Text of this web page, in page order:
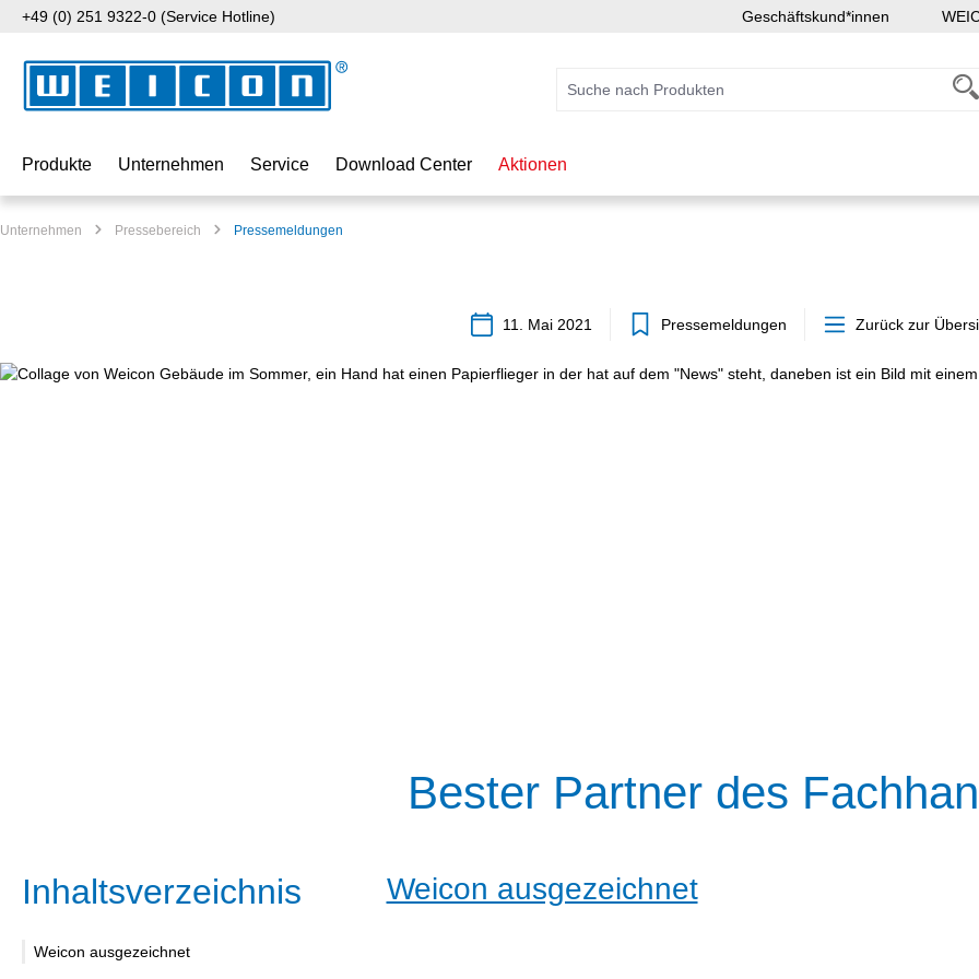
Hauptinhalt springen
Zur Suche springen
Zur Hauptnavigation springen
+49 (0) 251 9322-0 (Service Hotline) Geschäftskund*innen
Produkte Unternehmen Service Download Center Aktionen
Unternehmen Pressebereich Pressemeldungen
11. Mai 2021 Pressemeldungen Zurück zur
Bester Partner des
Inhaltsverzeichnis
Weicon ausgezeichnet
Weicon ausgezeichnet